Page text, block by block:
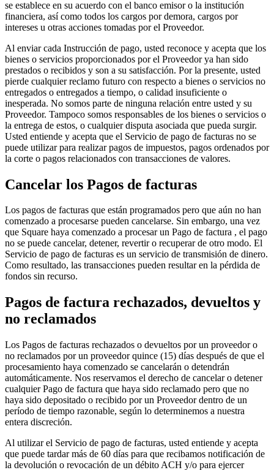
Cuenta de cheques
Cuenta de ahorros
Préstamos
Tarjeta de crédito
Bitcoin
Descubrir
API para desarrolladores
Mercado de aplicaciones
Ofertas de socios
No hay artículos en su carrito
Comprar hardware
Ver carrito
Historial de pedidos
se establece en su acuerdo con el banco emisor o la institución
financiera, así como todos los cargos por demora, cargos por
intereses u otras acciones tomadas por el Proveedor.
Al enviar cada Instrucción de pago, usted reconoce y acepta que los
bienes o servicios proporcionados por el Proveedor ya han sido
prestados o recibidos y son a su satisfacción. Por la presente, usted
pierde cualquier reclamo futuro con respecto a bienes o servicios no
entregados o entregados a tiempo, o calidad insuficiente o
inesperada. No somos parte de ninguna relación entre usted y su
Proveedor. Tampoco somos responsables de los bienes o servicios o
la entrega de estos, o cualquier disputa asociada que pueda surgir.
Usted entiende y acepta que el Servicio de pago de facturas no se
puede utilizar para realizar pagos de impuestos, pagos ordenados por
la corte o pagos relacionados con transacciones de valores.
Cancelar los Pagos de facturas
Los pagos de facturas que están programados pero que aún no han
comenzado a procesarse pueden cancelarse. Sin embargo, una vez
que Square haya comenzado a procesar un Pago de factura , el pago
no se puede cancelar, detener, revertir o recuperar de otro modo. El
Servicio de pago de facturas es un servicio de transmisión de dinero.
Como resultado, las transacciones pueden resultar en la pérdida de
fondos sin recurso.
Pagos de factura rechazados, devueltos y
no reclamados
Los Pagos de facturas rechazados o devueltos por un proveedor o
no reclamados por un proveedor quince (15) días después de que el
procesamiento haya comenzado se cancelarán o detendrán
automáticamente. Nos reservamos el derecho de cancelar o detener
cualquier Pago de factura que haya sido reclamado pero que no
haya sido depositado o recibido por un Proveedor dentro de un
período de tiempo razonable, según lo determinemos a nuestra
entera discreción.
Al utilizar el Servicio de pago de facturas, usted entiende y acepta
que puede tardar más de 60 días para que recibamos notificación de
la devolución o revocación de un débito ACH y/o para ejercer